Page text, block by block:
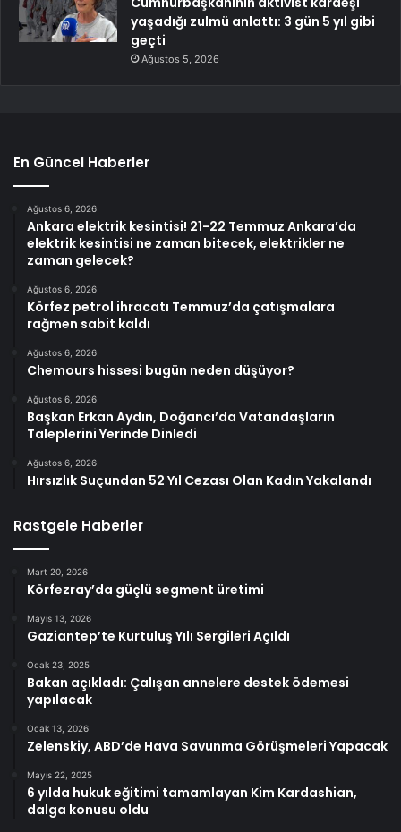
yaşadığı zulmü anlattı: 3 gün 5 yıl gibi
geçti
Ağustos 5, 2026
En Güncel Haberler
Ağustos 6, 2026
Ankara elektrik kesintisi! 21-22 Temmuz Ankara’da
elektrik kesintisi ne zaman bitecek, elektrikler ne
zaman gelecek?
Ağustos 6, 2026
Körfez petrol ihracatı Temmuz’da çatışmalara
rağmen sabit kaldı
Ağustos 6, 2026
Chemours hissesi bugün neden düşüyor?
Ağustos 6, 2026
Başkan Erkan Aydın, Doğancı’da Vatandaşların
Taleplerini Yerinde Dinledi
Ağustos 6, 2026
Hırsızlık Suçundan 52 Yıl Cezası Olan Kadın Yakalandı
Rastgele Haberler
Mart 20, 2026
Körfezray’da güçlü segment üretimi
Mayıs 13, 2026
Gaziantep’te Kurtuluş Yılı Sergileri Açıldı
Ocak 23, 2025
Bakan açıkladı: Çalışan annelere destek ödemesi
yapılacak
Ocak 13, 2026
Zelenskiy, ABD’de Hava Savunma Görüşmeleri Yapacak
Mayıs 22, 2025
6 yılda hukuk eğitimi tamamlayan Kim Kardashian,
dalga konusu oldu